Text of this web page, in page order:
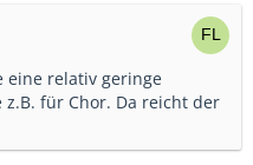
eine relativ geringe
für Chor. Da reicht der